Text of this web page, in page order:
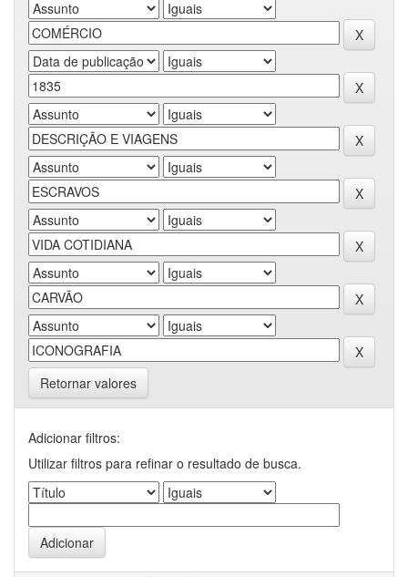
Retornar valores
Adicionar filtros:
Utilizar filtros para refinar o resultado de busca.